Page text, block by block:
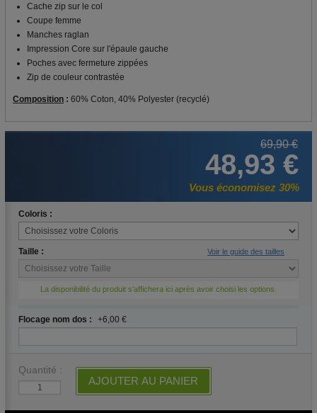
Cache zip sur le col
Coupe femme
Manches raglan
Impression Core sur l'épaule gauche
Poches avec fermeture zippées
Zip de couleur contrastée
Composition : 60% Coton, 40% Polyester (recyclé)
69,90 €
48,93 €
Vous économisez 30%
Coloris :
Taille : Voir le guide des tailles
La disponibilité du produit s'affichera ici après avoir choisi les options.
Flocage nom dos : +6,00 €
Quantité :
AJOUTER AU PANIER